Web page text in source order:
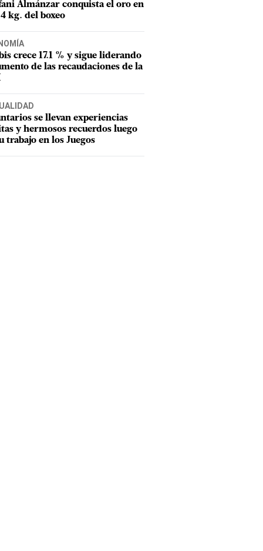
Almánzar conquista el oro en
kg. del boxeo
crece 17.1 % y sigue liderando
de las recaudaciones de la
se llevan experiencias
y hermosos recuerdos luego
trabajo en los Juegos